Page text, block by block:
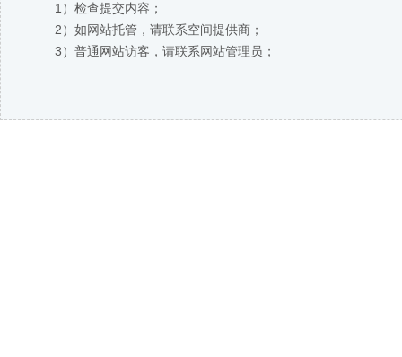
1）检查提交内容；
2）如网站托管，请联系空间提供商；
3）普通网站访客，请联系网站管理员；